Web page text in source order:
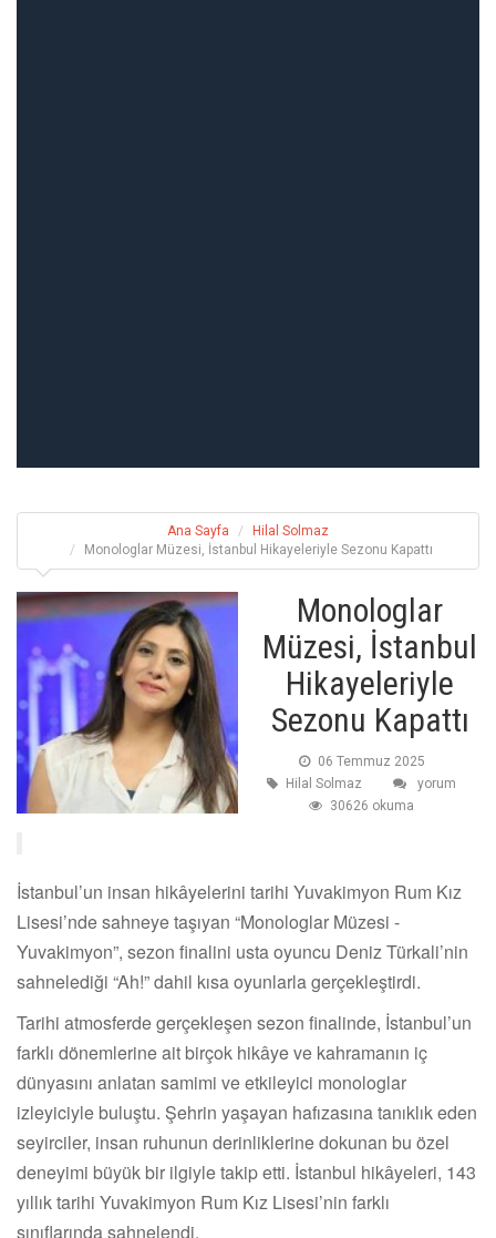
Ana Sayfa
Hilal Solmaz
Monologlar Müzesi, İstanbul Hikayeleriyle Sezonu Kapattı
Monologlar
Müzesi, İstanbul
Hikayeleriyle
Sezonu Kapattı
06 Temmuz 2025
Hilal Solmaz
yorum
30626 okuma
İstanbul’un insan hikâyelerini tarihi Yuvakimyon Rum Kız
Lisesi’nde sahneye taşıyan “Monologlar Müzesi -
Yuvakimyon”, sezon finalini usta oyuncu Deniz Türkali’nin
sahnelediği “Ah!” dahil kısa oyunlarla gerçekleştirdi.
Tarihi atmosferde gerçekleşen sezon finalinde, İstanbul’un
farklı dönemlerine ait birçok hikâye ve kahramanın iç
dünyasını anlatan samimi ve etkileyici monologlar
izleyiciyle buluştu. Şehrin yaşayan hafızasına tanıklık eden
seyirciler, insan ruhunun derinliklerine dokunan bu özel
deneyimi büyük bir ilgiyle takip etti. İstanbul hikâyeleri, 143
yıllık tarihi Yuvakimyon Rum Kız Lisesi’nin farklı
sınıflarında sahnelendi.